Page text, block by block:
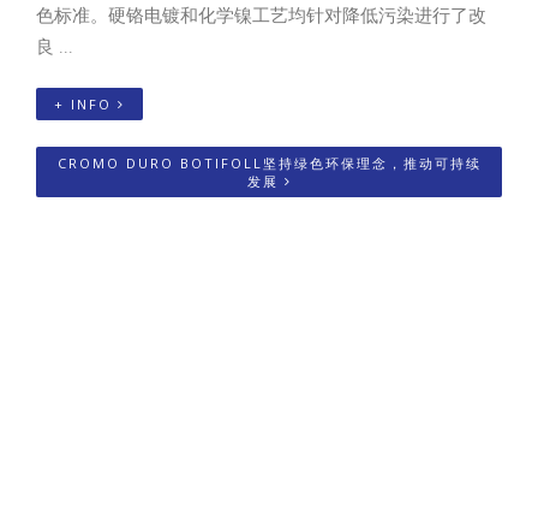
色标准。硬铬电镀和化学镍工艺均针对降低污染进行了改
良 ...
+ INFO
CROMO DURO BOTIFOLL坚持绿色环保理念，推动可持续
发展